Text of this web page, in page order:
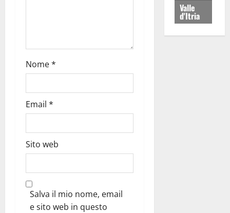
Nome*
Email *
Sito web
Salva il mio nome, email
e sito web in questo
Valle
d'Itria